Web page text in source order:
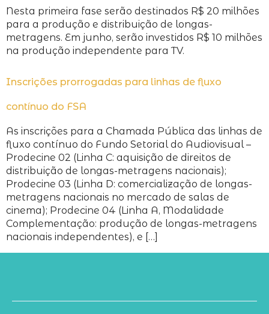
Nesta primeira fase serão destinados R$ 20 milhões
para a produção e distribuição de longas-
metragens. Em junho, serão investidos R$ 10 milhões
na produção independente para TV.
Inscrições prorrogadas para linhas de fluxo
contínuo do FSA
As inscrições para a Chamada Pública das linhas de
fluxo contínuo do Fundo Setorial do Audiovisual –
Prodecine 02 (Linha C: aquisição de direitos de
distribuição de longas-metragens nacionais);
Prodecine 03 (Linha D: comercialização de longas-
metragens nacionais no mercado de salas de
cinema); Prodecine 04 (Linha A, Modalidade
Complementação: produção de longas-metragens
nacionais independentes), e […]